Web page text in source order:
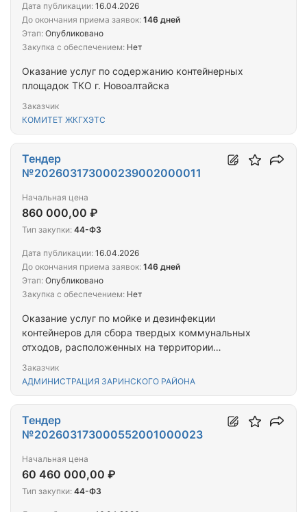
Оказание услуг по содержанию контейнерных
площадок ТКО г. Новоалтайска
Заказчик
КОМИТЕТ ЖКГХЭТС
Дата публикации: 16.04.2026
До окончания приема заявок: 146 дней
Этап: Опубликовано
Закупка с обеспечением: Нет
Оказание услуг по мойке и дезинфекции
контейнеров для сбора твердых коммунальных
отходов, расположенных на территории
Алтайского края
Заказчик
АДМИНИСТРАЦИЯ ЗАРИНСКОГО РАЙОНА
Тендер
№202603173000239002000011
Начальная цена
860 000,00 ₽
Тип закупки: 44-ФЗ
Дата публикации: 16.04.2026
До окончания приема заявок: 146 дней
Этап: Опубликовано
Закупка с обеспечением: Нет
Тендер
№202603173000552001000023
Начальная цена
60 460 000,00 ₽
Тип закупки: 44-ФЗ